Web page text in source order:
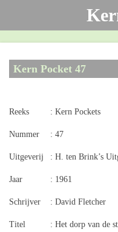
hoofdinhoud
Kern Pocket 47
Reeks : Kern Pockets
Nummer : 47
Uitgeverij : H. ten Brink’s
Jaar : 1961
Schrijver : David Fletcher
Titel : Het dorp van de